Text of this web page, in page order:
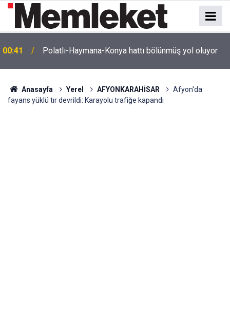
00:41 Polatlı-Haymana-Konya hattı bölünmüş yol oluyor
Anasayfa Yerel AFYONKARAHİSAR
Afyon'da
fayans yüklü tır devrildi: Karayolu trafiğe kapandı